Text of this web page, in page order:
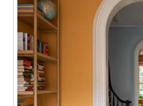
Арки вместо дверей